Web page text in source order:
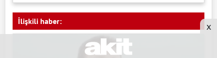
İlişkili haber: x